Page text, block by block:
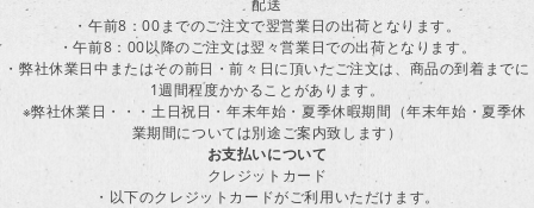
配送
・午前8：00までのご注文で翌営業日の出荷となります。
・午前8：00以降のご注文は翌々営業日での出荷となります。
・弊社休業日中またはその前日・前々日に頂いたご注文は、商品の到着までに
1週間程度かかることがあります。
※弊社休業日・・・土日祝日・年末年始・夏季休暇期間（年末年始・夏季休
業期間については別途ご案内致します）
お支払いについて
クレジットカード
・以下のクレジットカードがご利用いただけます。